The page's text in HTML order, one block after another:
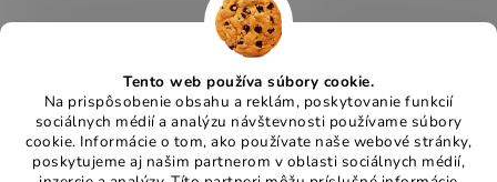
Tento web používa súbory cookie.
Na prispôsobenie obsahu a reklám, poskytovanie funkcií
sociálnych médií a analýzu návštevnosti používame súbory
cookie. Informácie o tom, ako používate naše webové stránky,
poskytujeme aj našim partnerom v oblasti sociálnych médií,
Sledovať na Instagrame